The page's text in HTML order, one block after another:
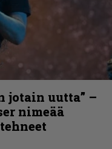
jotain uutta” –
nimeää